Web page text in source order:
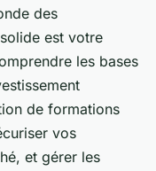
:
des
est votre
les bases
de formations
vos
et gérer les